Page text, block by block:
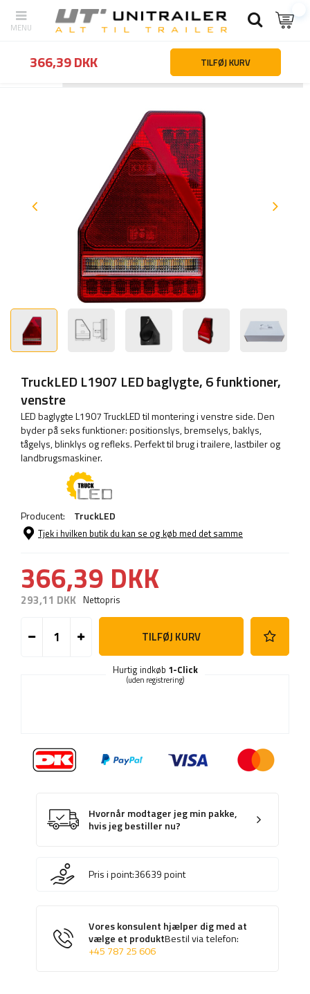
Belysning og el-udstyr Baglygter
TruckLED L1907 LED baglygte, 6 funktioner,
venstre
LED baglygte L1907 TruckLED til montering i venstre side. Den
byder på seks funktioner: positionslys, bremselys, baklys,
tågelys, blinklys og refleks. Perfekt til brug i trailere, lastbiler og
landbrugsmaskiner.
Producent: TruckLED
Tjek i hvilken butik du kan se og køb med det samme
366,39 DKK
293,11 DKK Nettopris
TILFØJ KURV
Hurtig indkøb 1-Click
(uden registrering)
Hvornår modtager jeg min pakke,
hvis jeg bestiller nu?
Pris i point:36639point
Vores konsulent hjælper dig med at
vælge et produktBestil via telefon:
+45 787 25 606
366,39 DKK TILFØJ KURV